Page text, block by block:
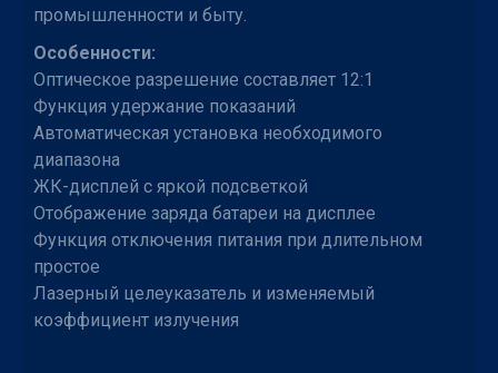
промышленности и быту.
Особенности:
Оптическое разрешение составляет 12:1
Функция удержание показаний
Автоматическая установка необходимого
диапазона
ЖК-дисплей с яркой подсветкой
Отображение заряда батареи на дисплее
Функция отключения питания при длительном
простое
Лазерный целеуказатель и изменяемый
коэффициент излучения